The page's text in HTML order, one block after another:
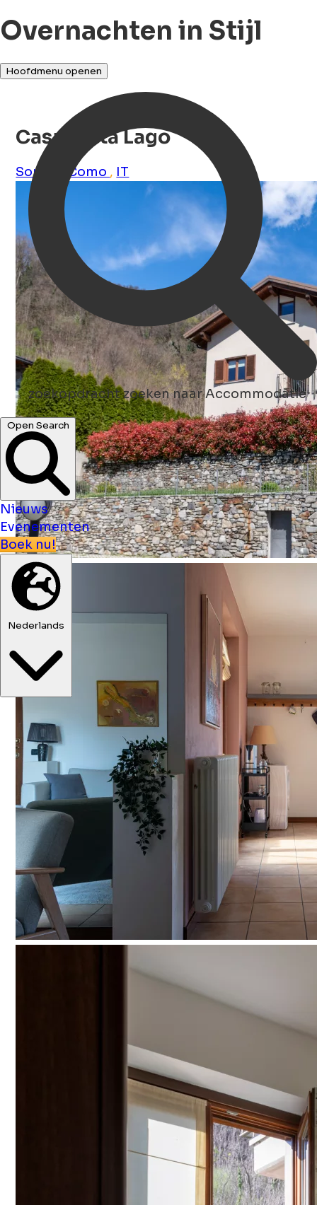
Overnachten in Stijl
Hoofdmenu openen
zoekopdrachtzoeken naar Accommodatie
Open Search
Nieuws
Evenementen
Boek nu!
Nederlands
Casa Vista Lago
Sorico Como , IT